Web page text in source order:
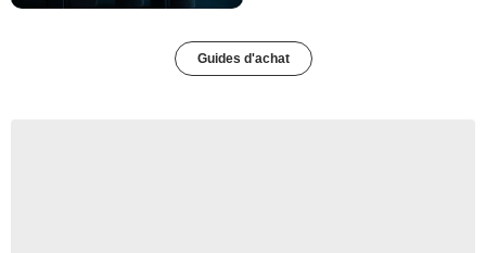
Guides d'achat